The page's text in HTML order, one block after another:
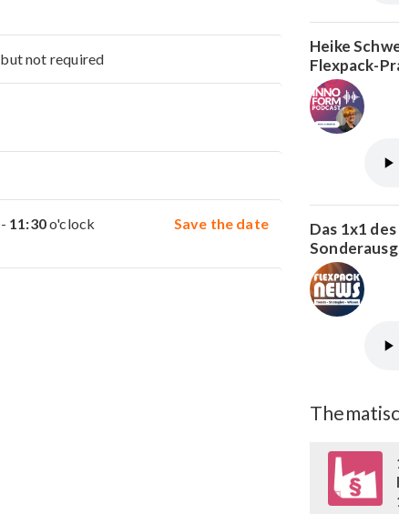
not required
Save the date
- 11:30o'clock
Heike
Flexpack-
Das 1x1